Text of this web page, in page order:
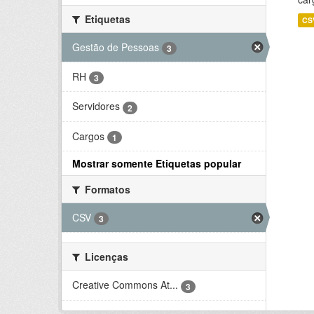
Etiquetas
Gestão de Pessoas
3
RH 3
Servidores 2
Cargos 1
Mostrar somente Etiquetas popular
Formatos
CSV
3
Licenças
Creative Commons At...
3